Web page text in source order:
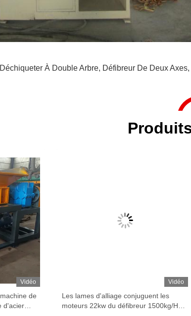
À Double Arbre, Défibreur De Deux Axes,
Vidéo
de
d'acier
Vidéo
Les lames d'alliage conjuguent les
moteurs 22kw du défibreur 1500kg/H